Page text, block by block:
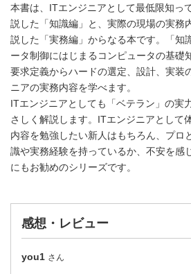
本書は、ITエンジニアとして最低限知っ
説した「知識編」と、実際の現場の実務
説した「実務編」からなる本です。「知
ータ制御にはじまるコンピュータの基礎
要求定義からハードの選定、設計、実装
ニアの実務内容を学べます。
ITエンジニアとしても「ベテラン」の実
さしく解説します。ITエンジニアとして
内容を勉強したい新人はもちろん、プロ
識や実務経験を持っているか、不安を感
にもお勧めのシリーズです。
感想・レビュー
you1 さん